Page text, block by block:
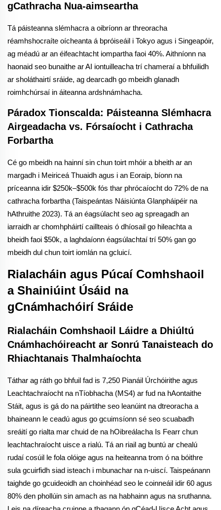
gCathracha Nua-aimseartha
Tá páisteanna slémhacra a oibríonn ar threoracha
réamhshocraíte oícheanta á bpróiseáil i Tokyo agus i Singeapóir,
ag méadú ar an éifeachtacht iompartha faoi 40%. Aithníonn na
haonaid seo bunaithe ar AI iontuilleacha trí chameraí a bhfuilidh
ar sholáthairtí sráide, ag dearcadh go mbeidh glanadh
roimhchúrsaí in áiteanna ardshnámhacha.
Páradox Tionscalda: Páisteanna Slémhacra
Airgeadacha vs. Fórsaíocht i Cathracha
Forbartha
Cé go mbeidh na hainní sin chun toirt mhóir a bheith ar an
margadh i Meiriceá Thuaidh agus i an Eoraip, bíonn na
príceanna idir $250k–$500k fós thar phrócaíocht do 72% de na
cathracha forbartha (Taispeántas Náisiúnta Glanpháipéir na
hAthruithe 2023). Tá an éagsúlacht seo ag spreagadh an
iarraidh ar chomhpháirtí caillteais ó dhíosail go hileachta a
bheidh faoi $50k, a laghdaíonn éagsúlachtaí trí 50% gan go
mbeidh dul chun toirt iomlán na gcluicí.
Rialacháin agus Púcaí Comhshaoil
a Shainiúint Úsáid na
gCnámhachóirí Sráide
Rialacháin Comhshaoil Láidre a Dhiúltú
Cnámhachóireacht ar Sonrú Tanaisteach do
Rhiachtanais Thalmhaíochta
Táthar ag ráth go bhfuil fad is 7,250 Pianáil Úrchóirithe agus
Leachtachraíocht na nTíobhacha (MS4) ar fud na hAontaithe
Stáit, agus is gá do na páirtithe seo leanúint na dtreoracha a
bhaineann le ceadú agus go gcuimsíonn sé seo scuabadh
sreáití go rialta mar chuid de na hOibreálacha Is Fearr chun
leachtachraíocht uisce a rialú. Tá an riail ag buntú ar chealú
rudaí cosúil le fola olóige agus na heiteanna trom ó na bóithre
sula gcuirfidh siad isteach i mbunachar na n-uiscí. Taispeánann
taighde go gcuideoidh an choinhéad seo le coinneáil idir 60 agus
80% den phollúin sin amach as na habhainn agus na sruthanna.